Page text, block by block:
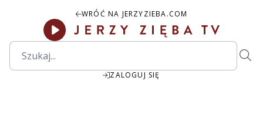
WRÓĆ NA JERZYZIEBA.COM
ZALOGUJ SIĘ